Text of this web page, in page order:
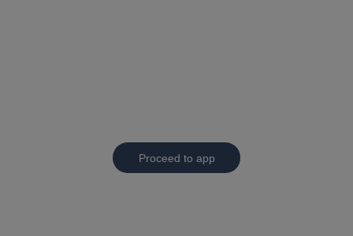
Proceed to app